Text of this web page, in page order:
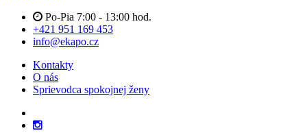
Po-Pia 7:00 - 13:00 hod.
+421 951 169 453
info@ekapo.cz
Kontakty
O nás
Sprievodca spokojnej ženy